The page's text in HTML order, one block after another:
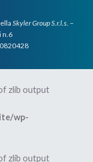
Skyler Group S.r.l.s. –
n.6
zlib output
wp-
zlib output